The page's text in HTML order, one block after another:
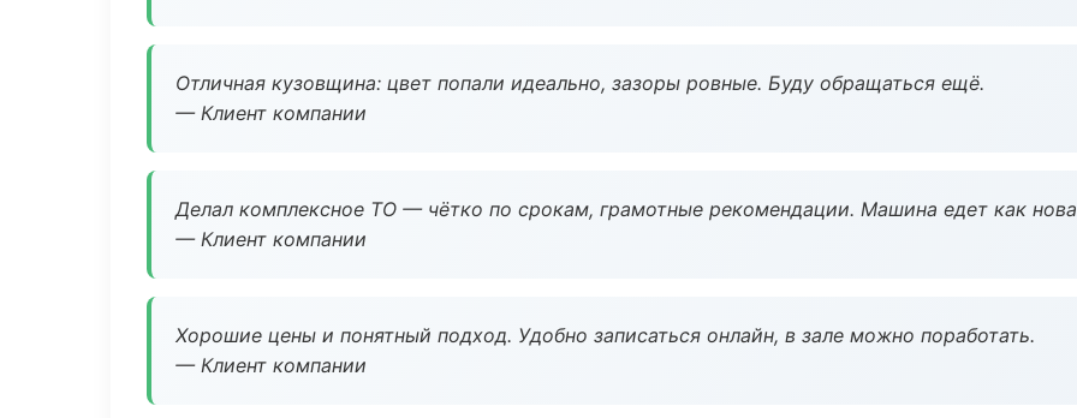
Отличная кузовщина: цвет попали идеально, зазоры ровные. Буду обращаться ещё.
— Клиент компании
Делал комплексное ТО — чётко по срокам, грамотные рекомендации. Машина едет как
— Клиент компании
Хорошие цены и понятный подход. Удобно записаться онлайн, в зале можно поработать.
— Клиент компании